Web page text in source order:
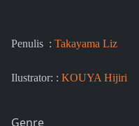
Penulis : Takayama Liz
Ilustrator: : KOUYA Hijiri
Genre